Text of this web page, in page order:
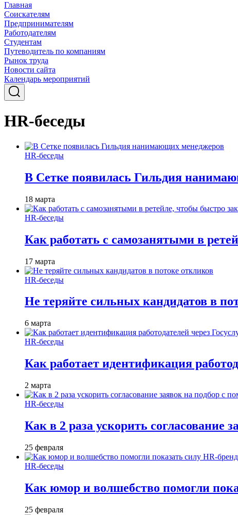
Главная
Соискателям
Предпринимателям
Работодателям
Студентам
Путеводитель по компаниям
Рынок труда
Новости сайта
Календарь мероприятий
HR-беседы
HR-беседы
В Сетке появилась Гильдия
18 марта
HR-беседы
Как работать с самозанятыми в
17 марта
HR-беседы
Не теряйте сильных кандидатов в
6 марта
HR-беседы
Как работает идентификация
2 марта
HR-беседы
Как в 2 раза ускорить
25 февраля
HR-беседы
Как юмор и волшебство помогли
25 февраля